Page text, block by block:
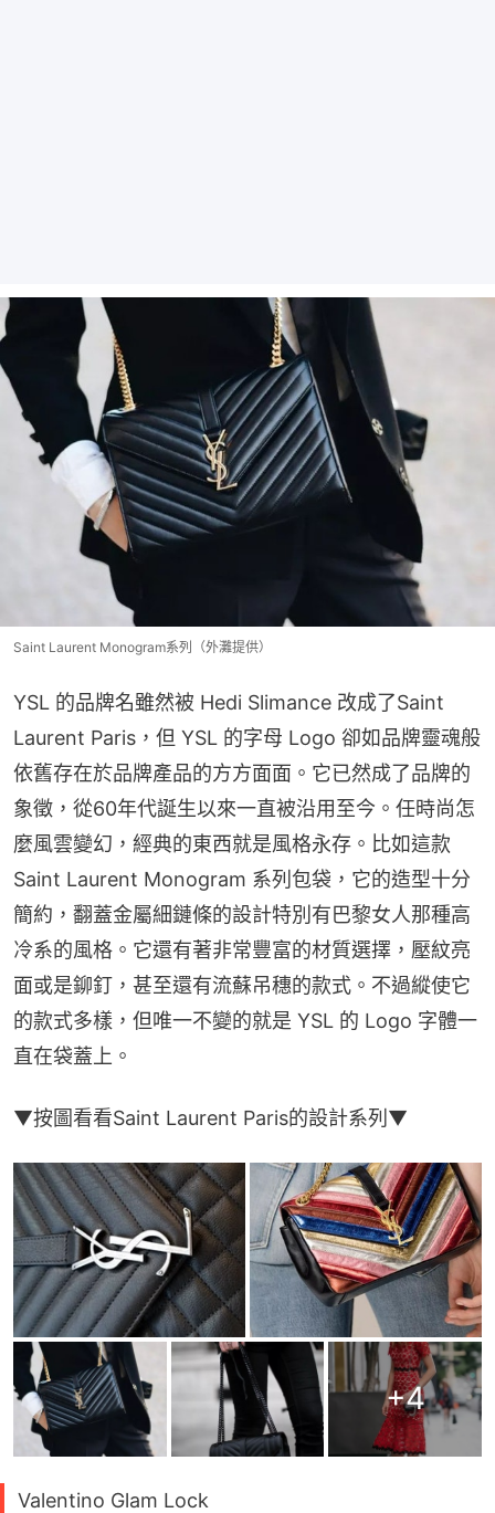
Saint Laurent Monogram系列（外灘提供）
YSL 的品牌名雖然被 Hedi Slimance 改成了Saint
Laurent Paris，但 YSL 的字母 Logo 卻如品牌靈魂般
依舊存在於品牌產品的方方面面。它已然成了品牌的
象徵，從60年代誕生以來一直被沿用至今。任時尚怎
麼風雲變幻，經典的東西就是風格永存。比如這款
Saint Laurent Monogram 系列包袋，它的造型十分
簡約，翻蓋金屬細鏈條的設計特別有巴黎女人那種高
冷系的風格。它還有著非常豐富的材質選擇，壓紋亮
面或是鉚釘，甚至還有流蘇吊穗的款式。不過縱使它
的款式多樣，但唯一不變的就是 YSL 的 Logo 字體一
直在袋蓋上。
▼按圖看看Saint Laurent Paris​的設計系列▼
+4
Valentino Glam Lock